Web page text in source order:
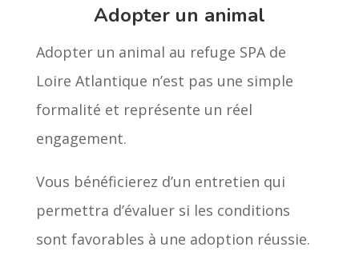
Adopter un animal
Adopter un animal au refuge SPA de
Loire Atlantique n’est pas une simple
formalité et représente un réel
engagement.
Vous bénéficierez d’un entretien qui
permettra d’évaluer si les conditions
sont favorables à une adoption réussie.